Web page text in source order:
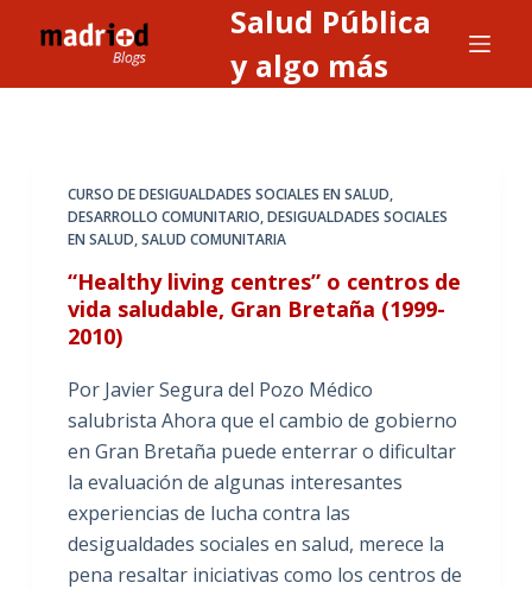
l
Salud Pública
y algo más
CURSO DE DESIGUALDADES SOCIALES EN SALUD,
DESARROLLO COMUNITARIO,DESIGUALDADES SOCIALES
EN SALUD,SALUD COMUNITARIA
“Healthy living centres” o centros de
vida saludable, Gran Bretaña (1999-
2010)
Por Javier Segura del Pozo Médico
salubrista Ahora que el cambio de gobierno
en Gran Bretaña puede enterrar o dificultar
la evaluación de algunas interesantes
experiencias de lucha contra las
desigualdades sociales en salud, merece la
pena resaltar iniciativas como los centros de